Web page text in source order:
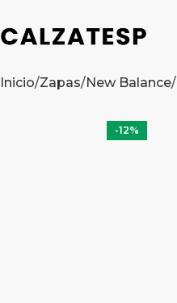
Inicio Zapas New Balance
-12%